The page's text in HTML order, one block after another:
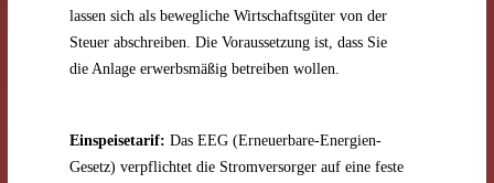
lassen sich als bewegliche Wirtschaftsgüter von der
Steuer abschreiben. Die Voraussetzung ist, dass Sie
die Anlage erwerbsmäßig betreiben wollen.
Einspeisetarif: Das EEG (Erneuerbare-Energien-
Gesetz) verpflichtet die Stromversorger auf eine feste